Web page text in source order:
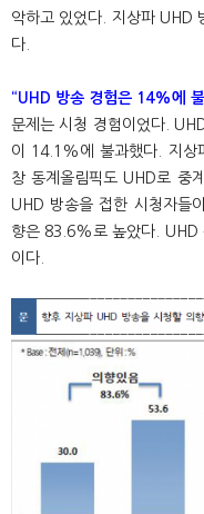
악하고 있었다. 지상파 UHD
다.
“UHD 방송 경험은 14%에 불
문제는 시청 경험이었다.
이 14.1%에 불과했다. 지상
창 동계올림픽도 UHD로 중
UHD 방송을 접한 시청자들
향은 83.6%로 높았다. UHD
이다.